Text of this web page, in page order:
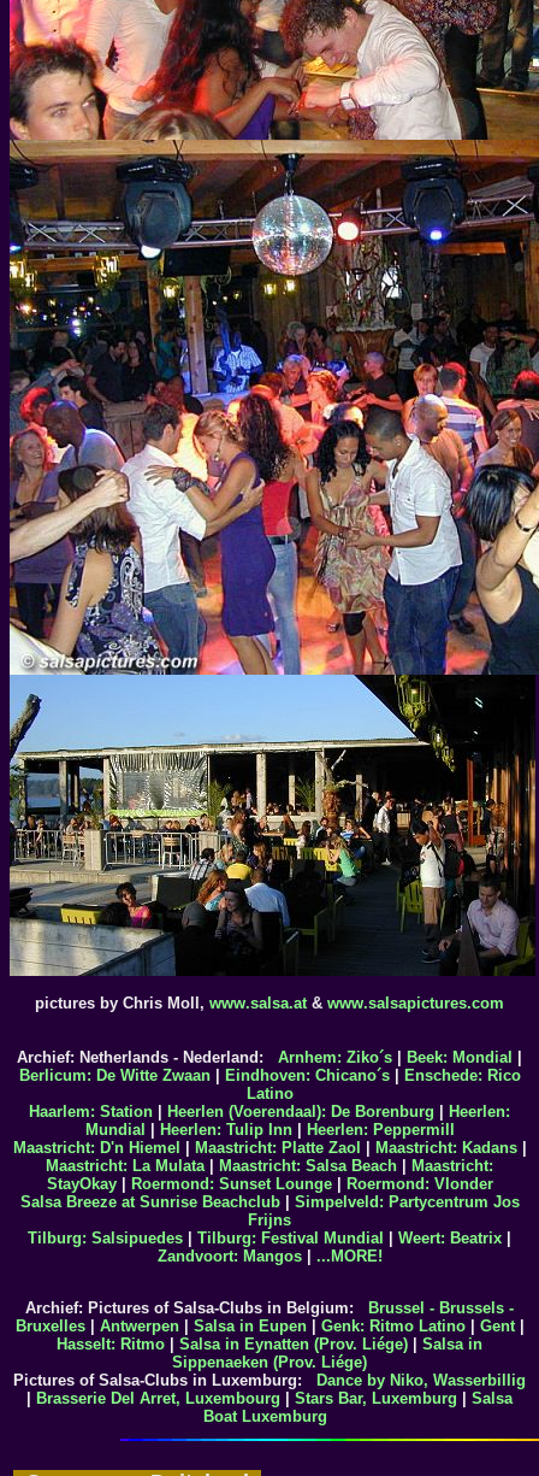
pictures by Chris Moll, www.salsa.at& www.salsapictures.com
Archief: Netherlands - Nederland: Arnhem: Ziko´s | Beek: Mondial |
Berlicum: De Witte Zwaan| Eindhoven: Chicano´s| Enschede: Rico
Latino
Haarlem: Station | Heerlen (Voerendaal): De Borenburg | Heerlen:
Mundial | Heerlen: Tulip Inn| Heerlen: Peppermill
Maastricht: D'n Hiemel | Maastricht: Platte Zaol | Maastricht: Kadans|
Maastricht: La Mulata | Maastricht: Salsa Beach | Maastricht:
StayOkay| Roermond: Sunset Lounge| Roermond: Vlonder
Salsa Breeze at Sunrise Beachclub| Simpelveld: Partycentrum Jos
Frijns
Tilburg: Salsipuedes | Tilburg: Festival Mundial | Weert: Beatrix |
Zandvoort: Mangos| ...MORE!
Archief: Pictures of Salsa-Clubs in Belgium: Brussel - Brussels -
Bruxelles| Antwerpen| Salsa in Eupen| Genk: Ritmo Latino| Gent|
Hasselt: Ritmo | Salsa in Eynatten (Prov. Liége) | Salsa in
Sippenaeken (Prov. Liége)
Pictures of Salsa-Clubs in Luxemburg: Dance by Niko, Wasserbillig
| Brasserie Del Arret, Luxembourg | Stars Bar, Luxemburg | Salsa
Boat Luxemburg